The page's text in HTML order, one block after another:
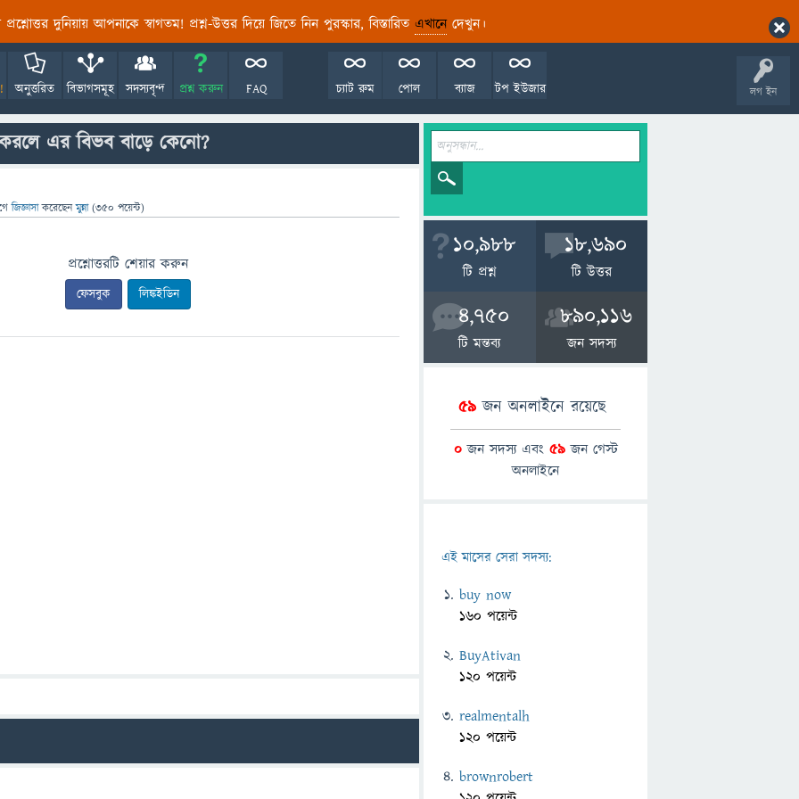
প্রশ্নোত্তর দুনিয়ায় আপনাকে স্বাগতম! প্রশ্ন-উত্তর দিয়ে জিতে নিন পুরস্কার, বিস্তারিত এখানেদেখুন।
লগ ইন
অনুত্তরিত বিভাগসমূহ সদস্যবৃন্দ প্রশ্ন করুন FAQ টপ ইউজার
ব্যাজ
পোল
চ্যাট রুম
এর বিভব বাড়ে কেনো?
জিজ্ঞাসাকরেছেনমুন্না (350 পয়েন্ট)
প্রশ্নোত্তরটি শেয়ার করুন
ফেসবুক লিঙ্কইডিন
10,988
টি প্রশ্ন
18,690
টি উত্তর
4,750
টি মন্তব্য
890,116
জন সদস্য
59জন অনলাইনে রয়েছে
0জন সদস্য এবং 59জন গেস্ট
অনলাইনে
এই মাসের সেরা সদস্য:
buy now
160 পয়েন্ট
BuyAtivan
120 পয়েন্ট
realmentalh
120 পয়েন্ট
brownrobert